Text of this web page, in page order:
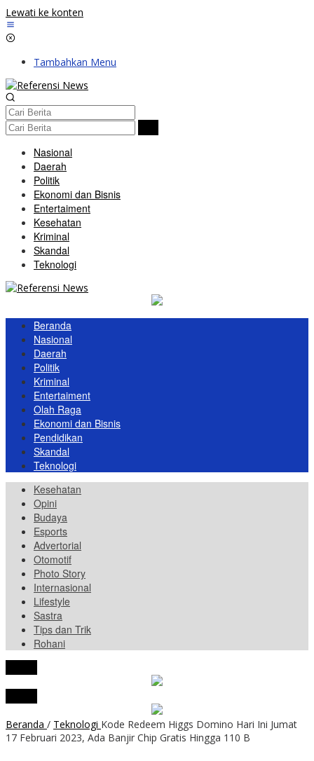
Lewati ke konten
Tambahkan Menu
Nasional
Daerah
Politik
Ekonomi dan Bisnis
Entertaiment
Kesehatan
Kriminal
Skandal
Teknologi
Beranda
Nasional
Daerah
Politik
Kriminal
Entertaiment
Olah Raga
Ekonomi dan Bisnis
Pendidikan
Skandal
Teknologi
Kesehatan
Opini
Budaya
Esports
Advertorial
Otomotif
Photo Story
Internasional
Lifestyle
Sastra
Tips dan Trik
Rohani
Beranda / Teknologi Kode Redeem Higgs Domino Hari Ini Jumat
17 Februari 2023, Ada Banjir Chip Gratis Hingga 110 B